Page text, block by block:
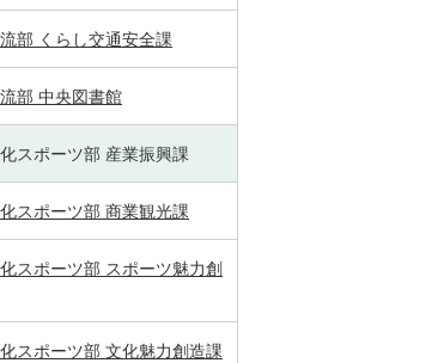
部 くらし交通安全課
部 中央図書館
スポーツ部 産業振興課
スポーツ部 商業観光課
スポーツ部 スポーツ魅力創
スポーツ部 文化魅力創造課